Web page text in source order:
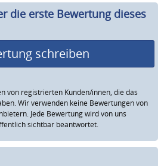
die erste Bewertung dieses
schreiben
von registrierten Kunden/innen, die das
Wir verwenden keine Bewertungen von
Jede Bewertung wird von uns
sichtbar beantwortet.